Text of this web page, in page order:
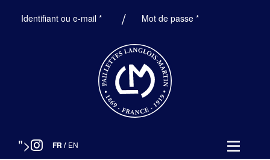
Identifiant ou e-mail *ObligatoireMot de passe*Obligatoire
"> FR / EN